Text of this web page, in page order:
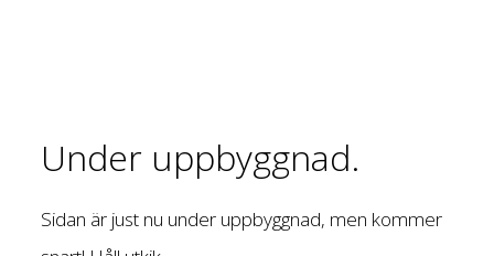
Under uppbyggnad.
Sidan är just nu under uppbyggnad, men kommer